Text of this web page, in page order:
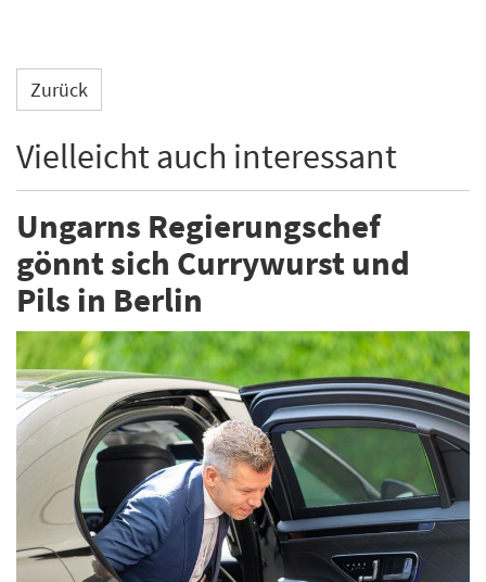
Zurück
Vielleicht auch interessant
Ungarns Regierungschef
gönnt sich Currywurst und
Pils in Berlin